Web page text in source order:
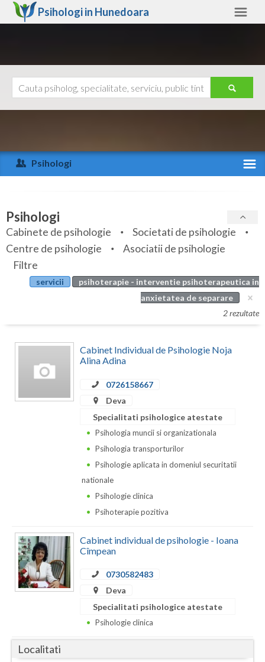
Psihologi in Hunedoara
Arad
Arges
Bihor
Bistrita-Nasaud
Botosani
Bucuresti
Buzau
Dolj
Galati
Giurgiu
Hunedoara
Ajutor
Psihologi
Specialitati
Servicii
Articole
Evenimente
Psihologi
Cabinete de psihologie
Societati de psihologie
Centre de psihologie
Asociatii de psihologie
Filtre
servicii
psihoterapie - interventie psihoterapeutica in
anxietatea de separare
2 rezultate
Cabinet Individual de Psihologie Noja
Alina Adina
0726158667
Deva
Specialitati psihologice atestate
Psihologia muncii si organizationala
Psihologia transporturilor
Psihologie aplicata in domeniul securitatii
nationale
Psihologie clinica
Psihoterapie pozitiva
Cabinet individual de psihologie - Ioana
Cîmpean
0730582483
Deva
Specialitati psihologice atestate
Psihologie clinica
Localitati